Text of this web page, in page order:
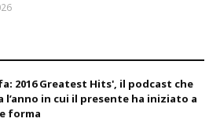
2016 Greatest Hits', il podcast che
l’anno in cui il presente ha iniziato a
forma